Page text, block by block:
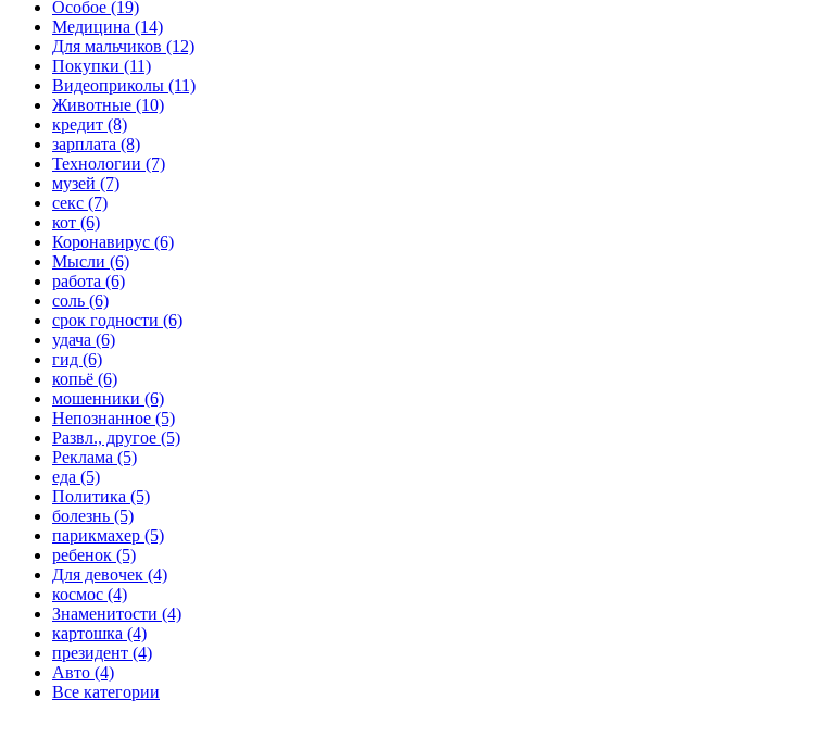
Особое (19)
Медицина (14)
Для мальчиков (12)
Покупки (11)
Видеоприколы (11)
Животные (10)
кредит (8)
зарплата (8)
Технологии (7)
музей (7)
секс (7)
кот (6)
Коронавирус (6)
Мысли (6)
работа (6)
соль (6)
срок годности (6)
удача (6)
гид (6)
копьё (6)
мошенники (6)
Непознанное (5)
Развл., другое (5)
Реклама (5)
еда (5)
Политика (5)
болезнь (5)
парикмахер (5)
ребенок (5)
Для девочек (4)
космос (4)
Знаменитости (4)
картошка (4)
президент (4)
Авто (4)
Все категории